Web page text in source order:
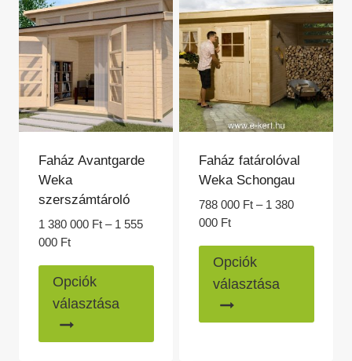
A
változatok
a
termékoldalon
választhatók
ki
A
a
ki
Faház Avantgarde
Weka
szerszámtároló
1 380 000 Ft – 1 555
000 FtÁrtartomány:
380
000 Ft
1
Opciók
választása
terméknek
több
Faház fatárolóval
Weka Schongau
788 000 Ft – 1 380
000 FtÁrtartomány:
000 Ft
-
380
Opciók
választása
több